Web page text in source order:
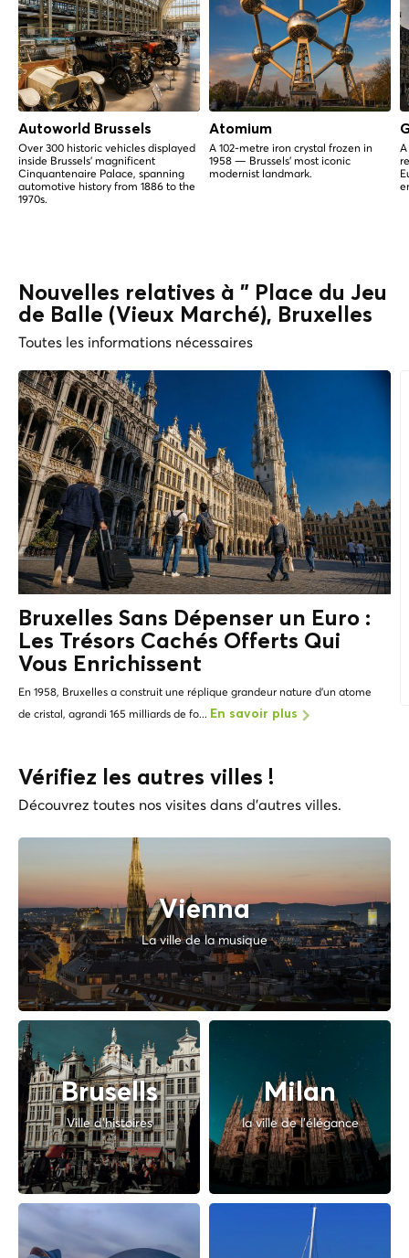
Autoworld Brussels
Over 300 historic vehicles displayed
inside Brussels' magnificent
Cinquantenaire Palace, spanning
automotive history from 1886 to the
1970s.
Atomium
A 102-metre iron crystal frozen in
1958 — Brussels' most iconic
modernist landmark.
Nouvelles relatives à " Place du Jeu
de Balle (Vieux Marché), Bruxelles
Toutes les informations nécessaires
Bruxelles Sans Dépenser un Euro :
Les Trésors Cachés Offerts Qui
Vous Enrichissent
En 1958, Bruxelles a construit une réplique grandeur nature d'un atome
de cristal, agrandi 165 milliards de fo... En savoir plus
Vérifiez les autres villes !
Découvrez toutes nos visites dans d'autres villes.
Vienna
La ville de la musique
Brusells
Ville d'histoires
Milan
la ville de l'élégance